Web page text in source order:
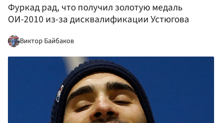
Фуркад рад, что получил золотую медаль
ОИ-2010 из-за дисквалификации Устюгова
Виктор Байбаков